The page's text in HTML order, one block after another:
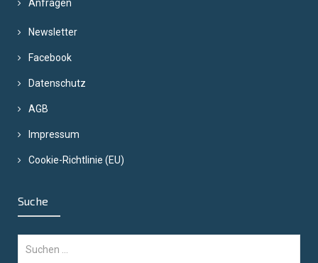
Anfragen
Newsletter
Facebook
Datenschutz
AGB
Impressum
Cookie-Richtlinie (EU)
Suche
nach: